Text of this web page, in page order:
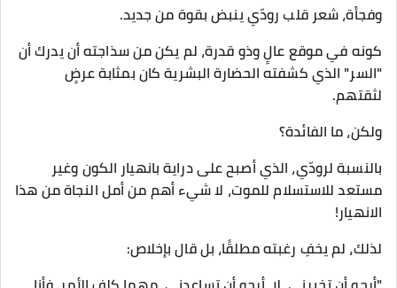
وفجأة، شعر قلب رودّي ينبض بقوة من جديد.
كونه في موقع عالٍ وذو قدرة، لم يكن من سذاجته أن يدرك أن
"السر" الذي كشفته الحضارة البشرية كان بمثابة عرضٍ
لثقتهم.
ولكن، ما الفائدة؟
بالنسبة لرودّي، الذي أصبح على دراية بانهيار الكون وغير
مستعد للاستسلام للموت، لا شيء أهم من أمل النجاة من هذا
الانهيار!
لذلك، لم يخفِ رغبته مطلقًا، بل قال بإخلاص: